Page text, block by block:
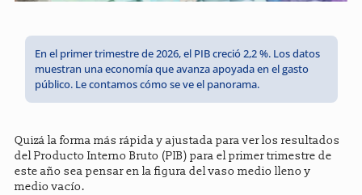
En el primer trimestre de 2026, el PIB creció 2,2 %. Los datos
muestran una economía que avanza apoyada en el gasto
público. Le contamos cómo se ve el panorama.
Quizá la forma más rápida y ajus­tada para ver los resul­ta­dos
del Pro­ducto Interno Bruto (PIB) para el pri­mer tri­mes­tre de
este año sea pen­sar en la figura del vaso medio lleno y
medio vacío.